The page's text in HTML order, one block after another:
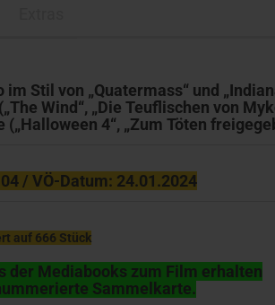
Stil von „Quatermass“ und
Wind“, „Die Teuflischen von
4“, „Zum Töten
/ VÖ-Datum: 24.01.2024
auf 666 Stück
der Mediabooks zum Film erhalten
Sammelkarte.